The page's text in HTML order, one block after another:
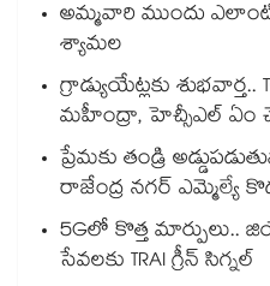
అమ్మవారి ముందు
శ్యామల
గ్రాడ్యుయేట్లకు
మహీంద్రా, హెచ్సీఎల్ ఏం
ప్రేమకు తండ్రి
రాజేంద్ర నగర్ ఎమ్మెల్యే
5Gలో కొత్త
సేవలకు TRAI గ్రీన్ సిగ్నల్